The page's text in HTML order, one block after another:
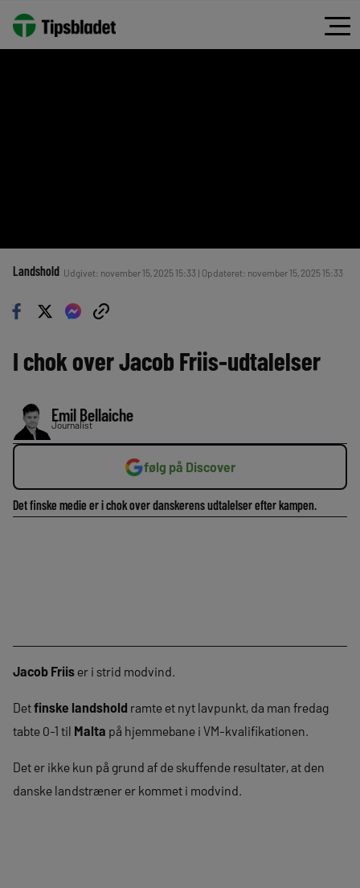
Landshold Udgivet: november 15, 2025 15:33 | Opdateret: november 15, 2025 15:33
I chok over Jacob Friis-udtalelser
Emil Bellaiche
Journalist
følg på Discover
Det finske medie er i chok over danskerens udtalelser efter kampen.
Jacob Friis er i strid modvind.
Detfinske landshold ramte et nyt lavpunkt, da man fredag
tabte 0-1 til Malta på hjemmebane i VM-kvalifikationen.
Det er ikke kun på grund af de skuffende resultater, at den
danske landstræner er kommet i modvind.